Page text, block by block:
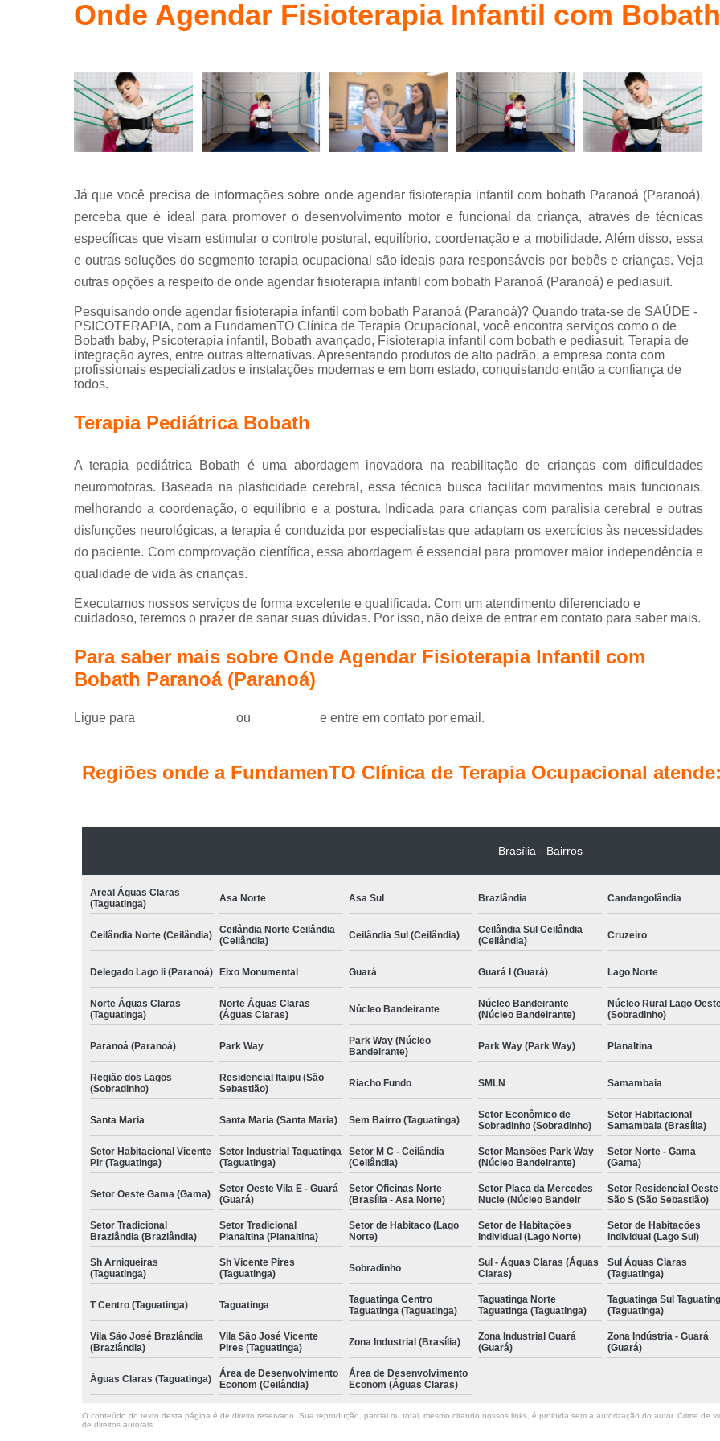
Terapia
ocupacional
Fisioterapia Bobath Baby
Método
Fisioterapia Infantil com Método
Fisioterapia Infantil Águas Claras
Fisioterapia Infantil Pediasuit para
Psicoterapia com Crianças
Psicoterapia em
Psicoterapia para Autismo Infantil
Psicoterapia para Criança com
Psicoterapia para Crianças Asa Sul
Terapia de Integração Ayres para Autismo
Terapia de Integração
Terapia de Integração Sensorial de
Terapia Ocupacional com
Terapia Ocupacional com
Terapia Ocupacional com
Terapia Sensorial de Ayres
Terapia Ocupacional Bobath
Terapia Ocupacional com Crianças Águas
Terapia Ocupacional no Método Bobath
Terapia Ocupacional
Terapia Ocupacional Infantil com Conceito
Terapia Pediátrica
Terapia Pediátrica com
Onde Agendar Fisioterapia Infantil com
Já que você precisa de informações sobre onde agendar fisioterapia infantil com bobath Paranoá (Paranoá),
perceba que é ideal para promover o desenvolvimento motor e funcional da criança, através de técnicas
específicas que visam estimular o controle postural, equilíbrio, coordenação e a mobilidade. Além disso, essa
e outras soluções do segmento terapia ocupacional são ideais para responsáveis por bebês e crianças. Veja
outras opções a respeito de onde agendar fisioterapia infantil com bobath Paranoá (Paranoá) e pediasuit.
Pesquisando onde agendar fisioterapia infantil com bobath Paranoá (Paranoá)? Quando trata-se de SAÚDE -
PSICOTERAPIA, com a FundamenTO Clínica de Terapia Ocupacional, você encontra serviços como o de
Bobath baby, Psicoterapia infantil, Bobath avançado, Fisioterapia infantil com bobath e pediasuit, Terapia de
integração ayres, entre outras alternativas. Apresentando produtos de alto padrão, a empresa conta com
profissionais especializados e instalações modernas e em bom estado, conquistando então a confiança de
todos.
Terapia Pediátrica Bobath
A terapia pediátrica Bobath é uma abordagem inovadora na reabilitação de crianças com dificuldades
neuromotoras. Baseada na plasticidade cerebral, essa técnica busca facilitar movimentos mais funcionais,
melhorando a coordenação, o equilíbrio e a postura. Indicada para crianças com paralisia cerebral e outras
disfunções neurológicas, a terapia é conduzida por especialistas que adaptam os exercícios às necessidades
do paciente. Com comprovação científica, essa abordagem é essencial para promover maior independência e
qualidade de vida às crianças.
Executamos nossos serviços de forma excelente e qualificada. Com um atendimento diferenciado e
cuidadoso, teremos o prazer de sanar suas dúvidas. Por isso, não deixe de entrar em contato para saber mais.
Para saber mais sobre Onde Agendar Fisioterapia Infantil com
Bobath Paranoá (Paranoá)
Ligue para ou e entre em contato por email.
Regiões onde a FundamenTO Clínica de Terapia Ocupacional atende:
Brasília - Bairros
Areal Águas Claras
(Taguatinga)
Asa Norte Asa Sul Brazlândia Candangolândia
Ceilândia Norte (Ceilândia)
Ceilândia Norte Ceilândia
(Ceilândia)
Ceilândia Sul (Ceilândia)
Ceilândia Sul Ceilândia
(Ceilândia)
Cruzeiro
Delegado Lago Ii (Paranoá) Eixo Monumental Guará Guará I (Guará) Lago Norte
Norte Águas Claras
(Taguatinga)
Norte Águas Claras
(Águas Claras)
Núcleo Bandeirante
Núcleo Bandeirante
(Núcleo Bandeirante)
Núcleo Rural Lago
(Sobradinho)
Paranoá (Paranoá) Park Way
Park Way (Núcleo
Bandeirante)
Park Way (Park Way) Planaltina
Região dos Lagos
(Sobradinho)
Residencial Itaipu (São
Sebastião)
Riacho Fundo SMLN Samambaia
Santa Maria Santa Maria (Santa Maria) Sem Bairro (Taguatinga)
Setor Econômico de
Sobradinho (Sobradinho)
Setor Habitacional
Samambaia (Brasília)
Setor Habitacional Vicente
Pir (Taguatinga)
Setor Industrial Taguatinga
(Taguatinga)
Setor M C - Ceilândia
(Ceilândia)
Setor Mansões Park Way
(Núcleo Bandeirante)
Setor Norte - Gama
(Gama)
Setor Oeste Gama (Gama)
Setor Oeste Vila E - Guará
(Guará)
Setor Oficinas Norte
(Brasília - Asa Norte)
Setor Placa da Mercedes
Nucle (Núcleo Bandeir
Setor Residencial Oeste
São S (São Sebastião)
Setor Tradicional
Brazlândia (Brazlândia)
Setor Tradicional
Planaltina (Planaltina)
Setor de Habitaco (Lago
Norte)
Setor de Habitações
Individuai (Lago Norte)
Setor de Habitações
Individuai (Lago Sul)
Sh Arniqueiras
(Taguatinga)
Sh Vicente Pires
(Taguatinga)
Sobradinho
Sul - Águas Claras (Águas
Claras)
Sul Águas Claras
(Taguatinga)
T Centro (Taguatinga) Taguatinga
Taguatinga Centro
Taguatinga (Taguatinga)
Taguatinga Norte
Taguatinga (Taguatinga)
Taguatinga Sul
(Taguatinga)
Vila São José Brazlândia
(Brazlândia)
Vila São José Vicente
Pires (Taguatinga)
Zona Industrial (Brasília)
Zona Industrial Guará
(Guará)
Zona Indústria - Guará
(Guará)
Águas Claras (Taguatinga)
Área de Desenvolvimento
Econom (Ceilândia)
Área de Desenvolvimento
Econom (Águas Claras)
O conteúdo do texto desta página é de direito reservado. Sua reprodução, parcial ou total, mesmo citando nossos links, é proibida sem a autorização do autor. Crime de
de direitos autorais